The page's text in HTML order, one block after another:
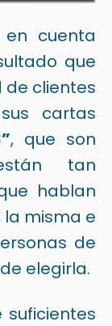
cuenta
que
clientes
cartas
, que son
tan
hablan
misma e
de
elegirla.
suficientes